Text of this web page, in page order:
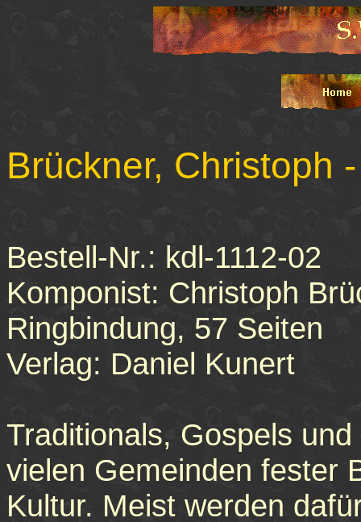
Brückner, Christoph
Bestell-Nr.: kdl-1112-02
Komponist: Christoph
Ringbindung, 57 Seiten
Verlag: Daniel Kunert
Traditionals, Gospels
vielen Gemeinden fester
Kultur. Meist werden